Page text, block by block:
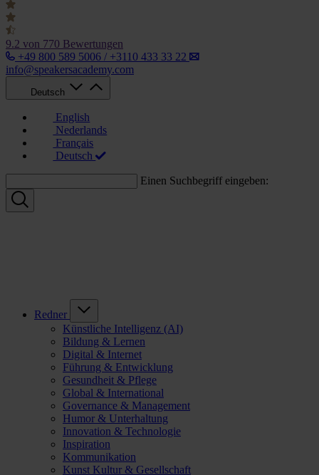
9.2 von 770 Bewertungen
+49 800 589 5006 / +3110 433 33 22
info@speakersacademy.com
Deutsch
English
Nederlands
Français
Deutsch
Einen Suchbegriff eingeben:
Redner
Künstliche Intelligenz (AI)
Bildung & Lernen
Digital & Internet
Führung & Entwicklung
Gesundheit & Pflege
Global & International
Governance & Management
Humor & Unterhaltung
Innovation & Technologie
Inspiration
Kommunikation
Kunst Kultur & Gesellschaft